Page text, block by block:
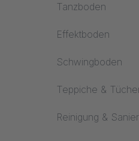
Tanzboden
Effektboden
Schwingboden
Teppiche &
Reinigung &